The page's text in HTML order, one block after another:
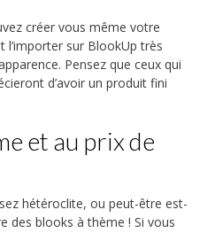
créer vous même votre
l’importer sur BlookUp très
Pensez que ceux qui
d’avoir un produit fini
et au prix de
hétéroclite, ou peut-être est-
des blooks à thème ! Si vous